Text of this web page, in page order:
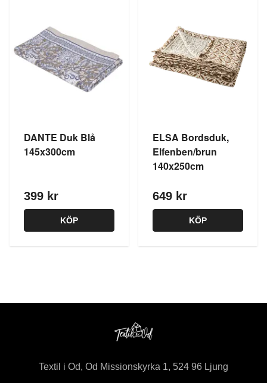
DANTE Duk Blå
145x300cm
399 kr
KÖP
ELSA Bordsduk,
Elfenben/brun
140x250cm
649 kr
KÖP
Textil i Od, Od Missionskyrka 1, 524 96 Ljung